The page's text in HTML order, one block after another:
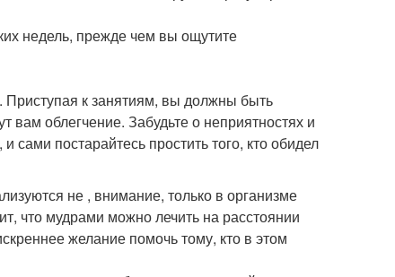
недель, прежде чем вы ощутите
к занятиям, вы должны быть
облегчение. Забудьте о неприятностях и
постарайтесь простить того, кто обидел
не , внимание, только в организме
что мудрами можно лечить на расстоянии
желание помочь тому, кто в этом